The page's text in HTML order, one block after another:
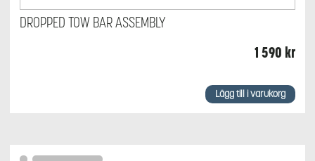
DROPPED TOW BAR ASSEMBLY
1 590 kr
Lägg till i varukorg